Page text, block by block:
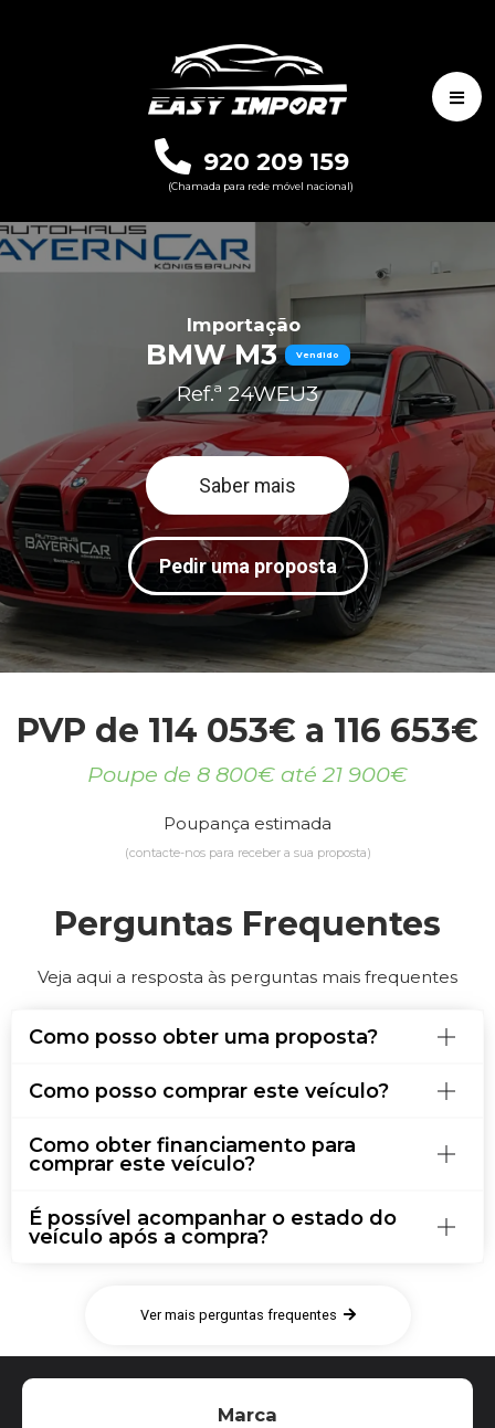
920 209 159
(Chamada para rede móvel nacional)
Importação
BMW M3 Vendido
Ref.ª 24WEU3
Saber mais
Pedir uma proposta
PVP de 114 053€ a 116 653€
Poupe de 8 800€ até 21 900€
Poupança estimada
(contacte-nos para receber a sua proposta)
Perguntas Frequentes
Veja aqui a resposta às perguntas mais frequentes
Como posso obter uma proposta?
Como posso comprar este veículo?
Como obter financiamento para
comprar este veículo?
É possível acompanhar o estado do
veículo após a compra?
Ver mais perguntas frequentes
Marca